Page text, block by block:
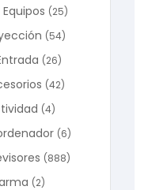
(25)
(54)
(26)
(42)
(4)
(6)
(888)
(2)